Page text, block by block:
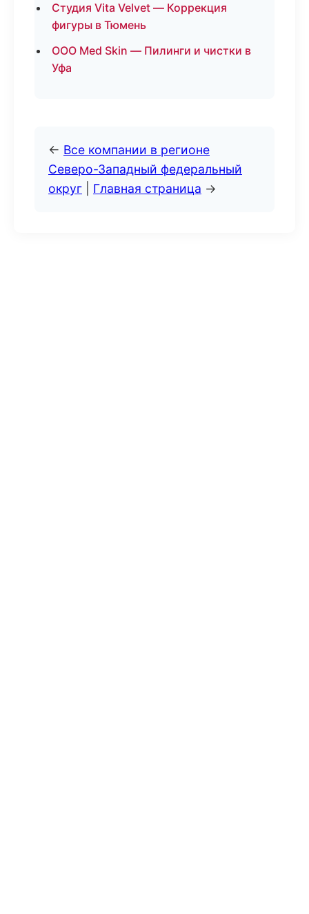
Студия Vita Velvet — Коррекция
фигуры в Тюмень
ООО Med Skin — Пилинги и чистки в
Уфа
← Все компании в регионе
Северо-Западный федеральный
округ
Главная страница →